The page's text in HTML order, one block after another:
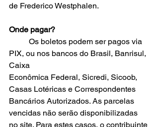
de Frederico Westphalen.
Onde pagar?
PIX, ou nos bancos do Brasil, Banrisul,
Caixa
Econômica Federal, Sicredi, Sicoob,
Casas Lotéricas e Correspondentes
Bancários Autorizados. As parcelas
vencidas não serão disponibilizadas
no site. Para estes casos, o contribuinte